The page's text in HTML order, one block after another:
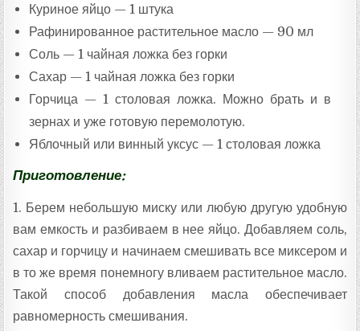
Куриное яйцо — 1 штука
Рафинированное растительное масло — 90 мл
Соль — 1 чайная ложка без горки
Сахар — 1 чайная ложка без горки
Горчица — 1 столовая ложка. Можно брать и в
зернах и уже готовую перемолотую.
Яблочный или винный уксус — 1 столовая ложка
Приготовление:
1. Берем небольшую миску или любую другую удобную
вам емкость и разбиваем в нее яйцо. Добавляем соль,
сахар и горчицу и начинаем смешивать все миксером и
в то же время понемногу вливаем растительное масло.
Такой способ добавления масла обеспечивает
равномерность смешивания.